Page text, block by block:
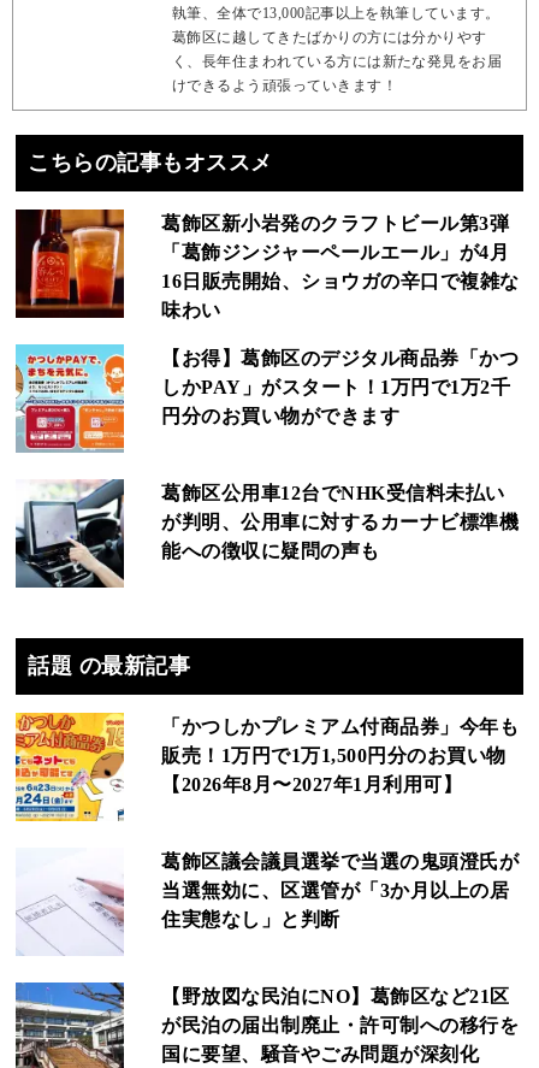
執筆、全体で13,000記事以上を執筆しています。
葛飾区に越してきたばかりの方には分かりやす
く、長年住まわれている方には新たな発見をお届
けできるよう頑張っていきます！
こちらの記事もオススメ
葛飾区新小岩発のクラフトビール第3弾
「葛飾ジンジャーペールエール」が4月
16日販売開始、ショウガの辛口で複雑な
味わい
【お得】葛飾区のデジタル商品券「かつ
しかPAY」がスタート！1万円で1万2千
円分のお買い物ができます
葛飾区公用車12台でNHK受信料未払い
が判明、公用車に対するカーナビ標準機
能への徴収に疑問の声も
話題 の最新記事
「かつしかプレミアム付商品券」今年も
販売！1万円で1万1,500円分のお買い物
【2026年8月〜2027年1月利用可】
葛飾区議会議員選挙で当選の鬼頭澄氏が
当選無効に、区選管が「3か月以上の居
住実態なし」と判断
【野放図な民泊にNO】葛飾区など21区
が民泊の届出制廃止・許可制への移行を
国に要望、騒音やごみ問題が深刻化